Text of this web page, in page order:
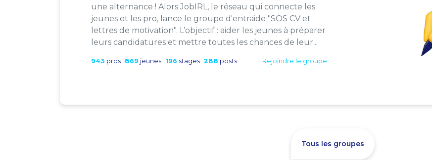
une alternance ! Alors JobIRL, le réseau qui connecte les
jeunes et les pro, lance le groupe d'entraide "SOS CV et
lettres de motivation". L’objectif : aider les jeunes à préparer
leurs candidatures et mettre toutes les chances de leur...
943 pros 869 jeunes 196 stages 288 posts Rejoindre le groupe
Tous les groupes